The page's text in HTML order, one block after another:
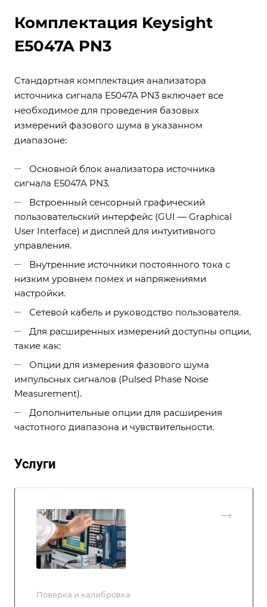
Комплектация Keysight
E5047A PN3
Стандартная комплектация анализатора
источника сигнала E5047A PN3 включает все
необходимое для проведения базовых
измерений фазового шума в указанном
диапазоне:
Основной блок анализатора источника
сигнала E5047A PN3.
Встроенный сенсорный графический
пользовательский интерфейс (GUI — Graphical
User Interface) и дисплей для интуитивного
управления.
Внутренние источники постоянного тока с
низким уровнем помех и напряжениями
настройки.
Сетевой кабель и руководство пользователя.
Для расширенных измерений доступны опции,
такие как:
Опции для измерения фазового шума
импульсных сигналов (Pulsed Phase Noise
Measurement).
Дополнительные опции для расширения
частотного диапазона и чувствительности.
Услуги
Поверка и калибровка